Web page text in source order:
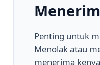
Penting untuk
Menolak atau
menerima